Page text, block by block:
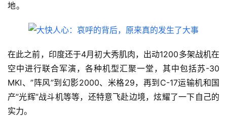
地。
在此之前，印度还于4月初大秀肌肉，出动1200多架战机在
空中进行联合军演，各种机型汇聚一堂，其中包括苏-30
MKI、”阵风”到幻影2000、米格29，再到C-17运输机和国
产”光辉”战斗机等等，还特意飞赴边境，炫耀了一下自己的
实力。